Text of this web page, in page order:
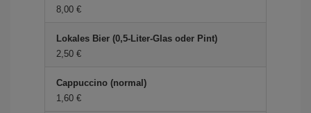
8,00 €
Lokales Bier (0,5-Liter-Glas oder Pint)
2,50 €
Cappuccino (normal)
1,60 €